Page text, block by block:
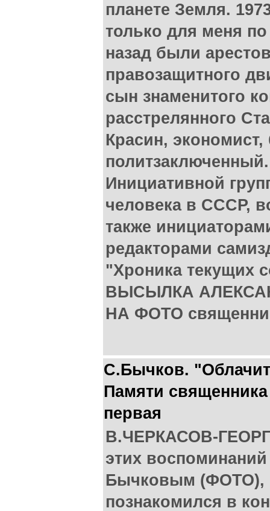
планете Земля.
только для меня
назад были
правозащитного
сын знаменитого
расстрелянного
Красин,
Инициативной
человека в СССР,
также
редакторами
"Хроника текущих
ВЫСЫЛКА
НА ФОТО
С.Бычков.
Памяти
первая
В.ЧЕРКАСОВ-
этих
Бычковым (ФОТО),
познакомился в